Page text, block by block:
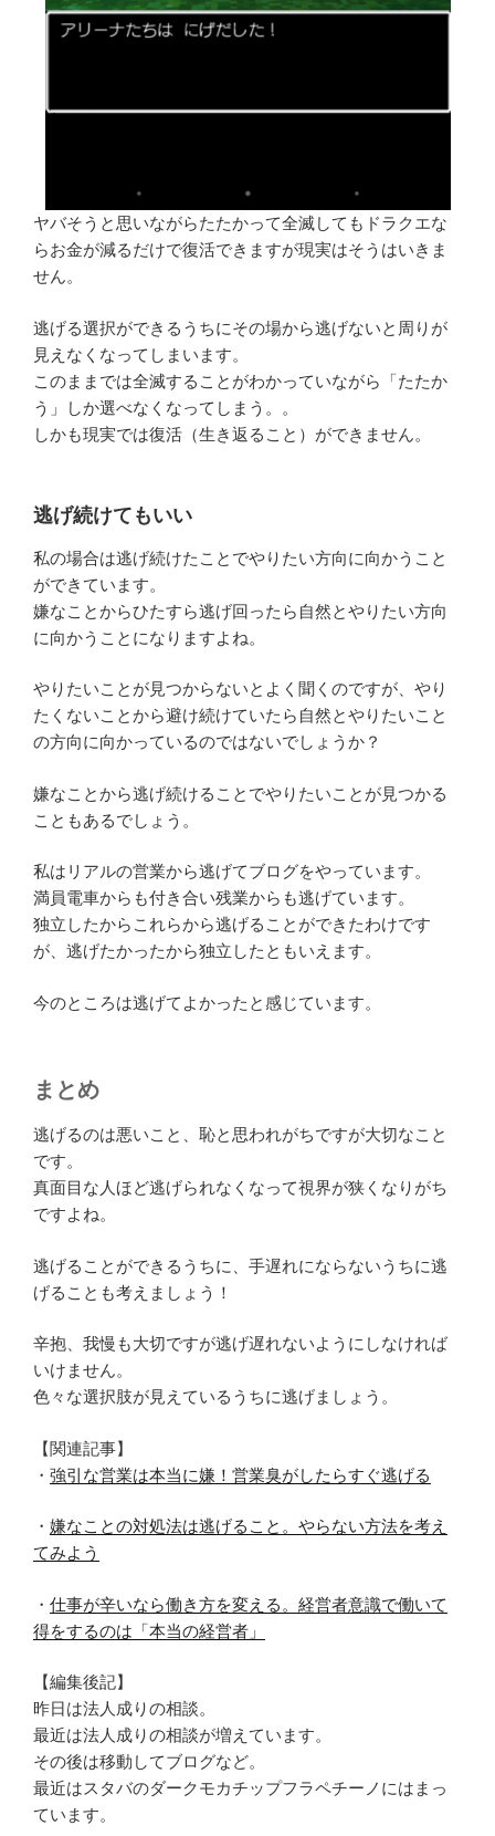
ヤバそうと思いながらたたかって全滅してもドラクエな
らお金が減るだけで復活できますが現実はそうはいきま
せん。
逃げる選択ができるうちにその場から逃げないと周りが
見えなくなってしまいます。
このままでは全滅することがわかっていながら「たたか
う」しか選べなくなってしまう。。
しかも現実では復活（生き返ること）ができません。
逃げ続けてもいい
私の場合は逃げ続けたことでやりたい方向に向かうこと
ができています。
嫌なことからひたすら逃げ回ったら自然とやりたい方向
に向かうことになりますよね。
やりたいことが見つからないとよく聞くのですが、やり
たくないことから避け続けていたら自然とやりたいこと
の方向に向かっているのではないでしょうか？
嫌なことから逃げ続けることでやりたいことが見つかる
こともあるでしょう。
私はリアルの営業から逃げてブログをやっています。
満員電車からも付き合い残業からも逃げています。
独立したからこれらから逃げることができたわけです
が、逃げたかったから独立したともいえます。
今のところは逃げてよかったと感じています。
まとめ
逃げるのは悪いこと、恥と思われがちですが大切なこと
です。
真面目な人ほど逃げられなくなって視界が狭くなりがち
ですよね。
逃げることができるうちに、手遅れにならないうちに逃
げることも考えましょう！
辛抱、我慢も大切ですが逃げ遅れないようにしなければ
いけません。
色々な選択肢が見えているうちに逃げましょう。
【関連記事】
・ 強引な営業は本当に嫌！営業臭がしたらすぐ逃げる
・ 嫌なことの対処法は逃げること。やらない方法を考え
てみよう
・ 仕事が辛いなら働き方を変える。経営者意識で働いて
得をするのは「本当の経営者」
【編集後記】
昨日は法人成りの相談。
最近は法人成りの相談が増えています。
その後は移動してブログなど。
最近はスタバのダークモカチップフラペチーノにはまっ
ています。